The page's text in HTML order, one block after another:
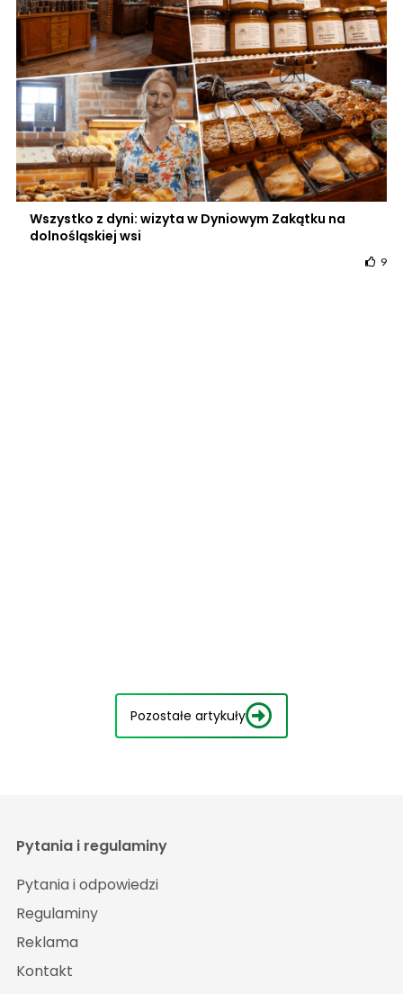
Wszystko z dyni: wizyta w Dyniowym Zakątku na
dolnośląskiej wsi
9
Pozostałe artykuły
Pytania i regulaminy
Pytania i odpowiedzi
Regulaminy
Reklama
Kontakt